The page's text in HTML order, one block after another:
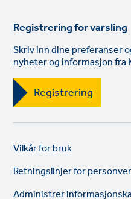
Registrering for varsling
Skriv inn dine preferanser
nyheter og informasjon fra
Registrering
Legal
links
Vilkår for bruk
Retningslinjer for
Administrer